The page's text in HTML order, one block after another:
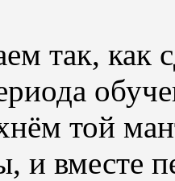
так, как
той
и вместе